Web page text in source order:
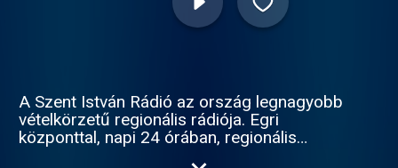
A Szent István Rádió az ország legnagyobb
vételkörzetű regionális rádiója. Egri
központtal, napi 24 órában, regionális